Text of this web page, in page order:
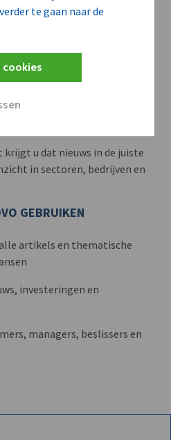
te gaan naar de
cookies
Dieper begrip.
krijgt u dat nieuws in de juiste
in sectoren, bedrijven en
GEBRUIKEN
artikels en thematische
investeringen en
managers, beslissers en